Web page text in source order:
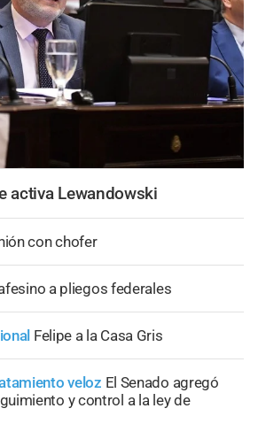
activa Lewandowski
con chofer
a pliegos federales
Felipe a la Casa Gris
veloz El Senado agregó
y control a la ley de